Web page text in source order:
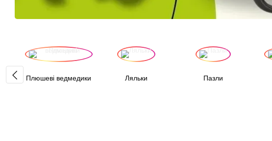
Плюшеві ведмедики Ляльки Пазли